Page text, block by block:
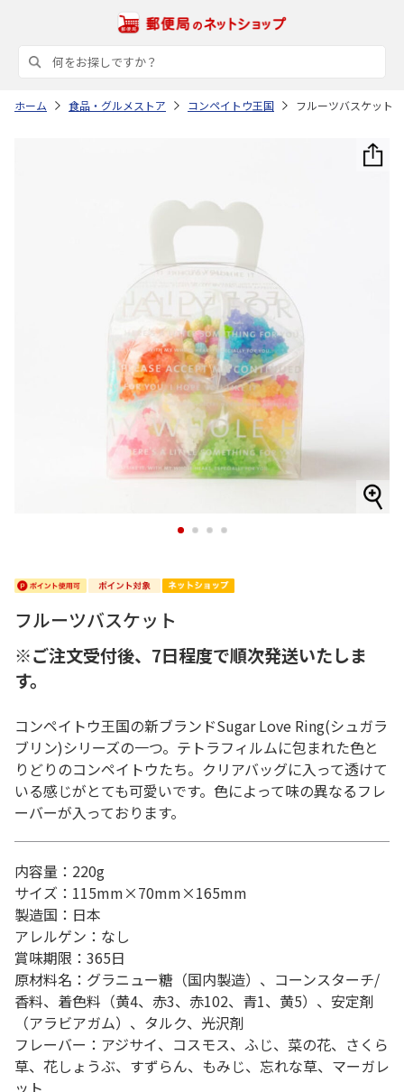
ホーム 食品・グルメストア コンペイトウ王国 フルーツバスケット
1 2 3 4
フルーツバスケット
※ご注文受付後、7日程度で順次発送いたしま
す。
コンペイトウ王国の新ブランドSugar Love Ring(シュガラ
ブリン)シリーズの一つ。テトラフィルムに包まれた色と
りどりのコンペイトウたち。クリアバッグに入って透けて
いる感じがとても可愛いです。色によって味の異なるフレ
ーバーが入っております。
内容量：220g
サイズ：115mm×70mm×165mm
製造国：日本
アレルゲン：なし
賞味期限：365日
原材料名：グラニュー糖（国内製造）、コーンスターチ/
香料、着色料（黄4、赤3、赤102、青1、黄5）、安定剤
（アラビアガム）、タルク、光沢剤
フレーバー：アジサイ、コスモス、ふじ、菜の花、さくら
草、花しょうぶ、すずらん、もみじ、忘れな草、マーガレ
ット